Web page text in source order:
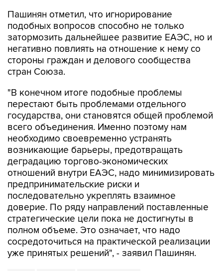
Пашинян отметил, что игнорирование
подобных вопросов способно не только
затормозить дальнейшее развитие ЕАЭС, но и
негативно повлиять на отношение к нему со
стороны граждан и делового сообщества
стран Союза.
"В конечном итоге подобные проблемы
перестают быть проблемами отдельного
государства, они становятся общей проблемой
всего объединения. Именно поэтому нам
необходимо своевременно устранять
возникающие барьеры, предотвращать
деградацию торгово-экономических
отношений внутри ЕАЭС, надо минимизировать
предпринимательские риски и
последовательно укреплять взаимное
доверие. По ряду направлений поставленные
стратегические цели пока не достигнуты в
полном объеме. Это означает, что надо
сосредоточиться на практической реализации
уже принятых решений", - заявил Пашинян.